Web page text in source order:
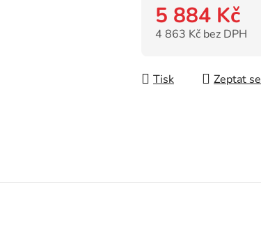
5 884 Kč
4 863 Kč bez DPH
Tisk
Zeptat se